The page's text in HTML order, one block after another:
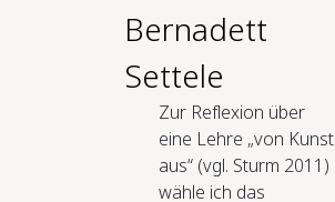
Bernadett
Settele
Zur Reflexion über
eine Lehre „von Kunst
aus“ (vgl. Sturm 2011)
wähle ich das